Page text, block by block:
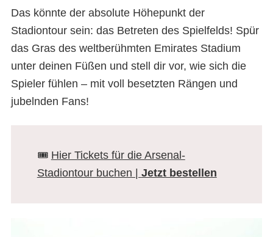
Das könnte der absolute Höhepunkt der
Stadiontour sein: das Betreten des Spielfelds! Spür
das Gras des weltberühmten Emirates Stadium
unter deinen Füßen und stell dir vor, wie sich die
Spieler fühlen – mit voll besetzten Rängen und
jubelnden Fans!
🎟️ Hier Tickets für die Arsenal-
Stadiontour buchen | Jetzt bestellen